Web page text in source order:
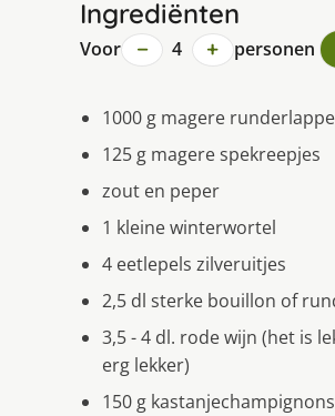
Ingrediënten
Voor − 4 + personen
1000 g magere
125 g magere spekreepjes
zout en peper
1 kleine winterwortel
4 eetlepels zilveruitjes
2,5 dl sterke bouillon of
3,5 - 4 dl. rode wijn (het is
erg lekker)
150 g kastanjechampignons